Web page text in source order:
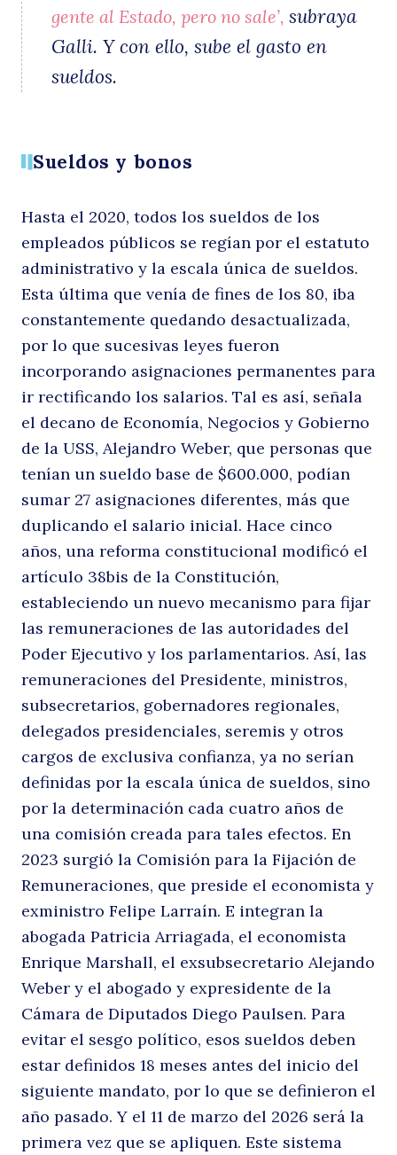
gente al Estado, pero no sale’,subraya
Galli. Y con ello, sube el gasto en
sueldos.
Sueldos y bonos
Hasta el 2020, todos los sueldos de los
empleados públicos se regían por el estatuto
administrativo y la escala única de sueldos.
Esta última que venía de fines de los 80, iba
constantemente quedando desactualizada,
por lo que sucesivas leyes fueron
incorporando asignaciones permanentes para
ir rectificando los salarios. Tal es así, señala
el decano de Economía, Negocios y Gobierno
de la USS, Alejandro Weber, que personas que
tenían un sueldo base de $600.000, podían
sumar 27 asignaciones diferentes, más que
duplicando el salario inicial. Hace cinco
años, una reforma constitucional modificó el
artículo 38bis de la Constitución,
estableciendo un nuevo mecanismo para fijar
las remuneraciones de las autoridades del
Poder Ejecutivo y los parlamentarios. Así, las
remuneraciones del Presidente, ministros,
subsecretarios, gobernadores regionales,
delegados presidenciales, seremis y otros
cargos de exclusiva confianza, ya no serían
definidas por la escala única de sueldos, sino
por la determinación cada cuatro años de
una comisión creada para tales efectos. En
2023 surgió la Comisión para la Fijación de
Remuneraciones, que preside el economista y
exministro Felipe Larraín. E integran la
abogada Patricia Arriagada, el economista
Enrique Marshall, el exsubsecretario Alejando
Weber y el abogado y expresidente de la
Cámara de Diputados Diego Paulsen. Para
evitar el sesgo político, esos sueldos deben
estar definidos 18 meses antes del inicio del
siguiente mandato, por lo que se definieron el
año pasado. Y el 11 de marzo del 2026 será la
primera vez que se apliquen. Este sistema